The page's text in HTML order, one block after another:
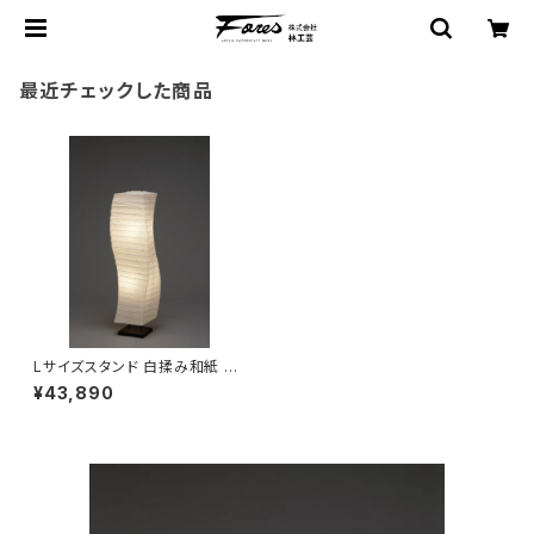
最近チェックした商品
Lサイズスタンド 白揉み和紙 SL
-30
¥43,890